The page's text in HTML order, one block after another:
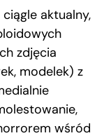
aktualny,
zdjęcia
modelek) z
wśród